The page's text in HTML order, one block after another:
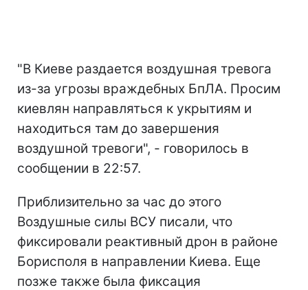
"В Киеве раздается воздушная тревога
из-за угрозы враждебных БпЛА. Просим
киевлян направляться к укрытиям и
находиться там до завершения
воздушной тревоги", - говорилось в
сообщении в 22:57.
Приблизительно за час до этого
Воздушные силы ВСУ писали, что
фиксировали реактивный дрон в районе
Борисполя в направлении Киева. Еще
позже также была фиксация